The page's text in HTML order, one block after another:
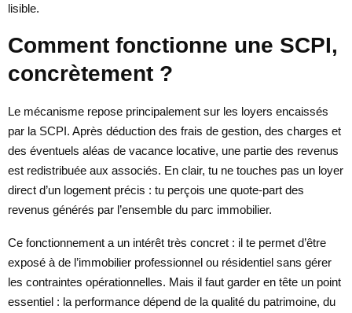
lisible.
Comment fonctionne une SCPI,
concrètement ?
Le mécanisme repose principalement sur les loyers encaissés
par la SCPI. Après déduction des frais de gestion, des charges et
des éventuels aléas de vacance locative, une partie des revenus
est redistribuée aux associés. En clair, tu ne touches pas un loyer
direct d’un logement précis : tu perçois une quote-part des
revenus générés par l’ensemble du parc immobilier.
Ce fonctionnement a un intérêt très concret : il te permet d’être
exposé à de l’immobilier professionnel ou résidentiel sans gérer
les contraintes opérationnelles. Mais il faut garder en tête un point
essentiel : la performance dépend de la qualité du patrimoine, du